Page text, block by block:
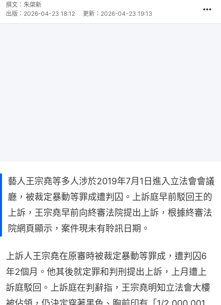
撰文： 朱棨新
出版： 2026-04-23 18:12 更新： 2026-04-23 19:13
藝人王宗堯等多人涉於2019年7月1日進入立法會會議
廳，被裁定暴動等罪成遭判囚。上訴庭早前駁回王的
上訴，王宗堯早前向終審法院提出上訴，根據終審法
院網頁顯示，案件現未有聆訊日期。
上訴人王宗堯在原審時被裁定暴動等罪成，遭判囚6
年2個月。他其後就定罪和判刑提出上訴，上月遭上
訴庭駁回。上訴庭在判辭指，王宗堯明知立法會大樓